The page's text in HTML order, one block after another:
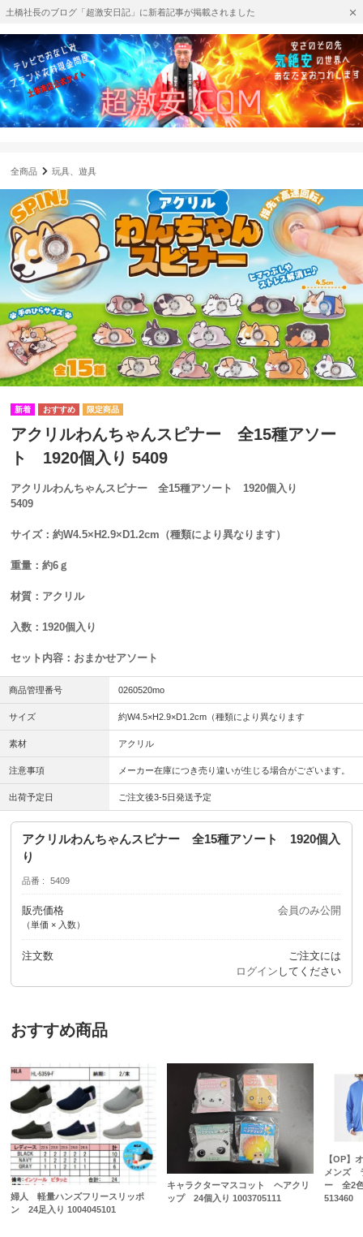
土橋社長のブログ「超激安日記」に新着記事が掲載されました
全商品 玩具、遊具
アクリルわんちゃんスピナー 全15種アソー
ト 1920個入り 5409
アクリルわんちゃんスピナー 全15種アソート 1920個入り
5409
サイズ：約W4.5×H2.9×D1.2cm（種類により異なります）
重量：約6ｇ
材質：アクリル
入数：1920個入り
セット内容：おまかせアソート
商品管理番号 0260520mo
サイズ 約W4.5×H2.9×D1.2cm（種類により異なります
素材 アクリル
注意事項 メーカー在庫につき売り違いが生じる場合がございます。
出荷予定日 ご注文後3-5日発送予定
アクリルわんちゃんスピナー 全15種アソート 1920個入
り
品番 5409
販売価格
（単価 × 入数）
会員のみ公開
注文数
ご注文には
ログイン してください
おすすめ商品
婦人 軽量ハンズフリースリッポ
ン 24足入り 1004045101
キャラクターマスコット ヘアクリ
ップ 24個入り 1003705111
【OP】
メンズ
ー 全2
513460